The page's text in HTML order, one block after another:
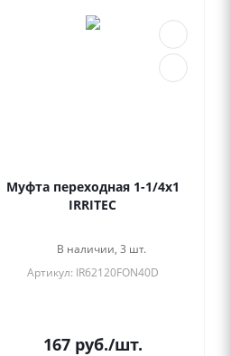
Муфта переходная 1-1/4x1
IRRITEC
В наличии, 3 шт.
Артикул: IR62120FON40D
167руб./шт.